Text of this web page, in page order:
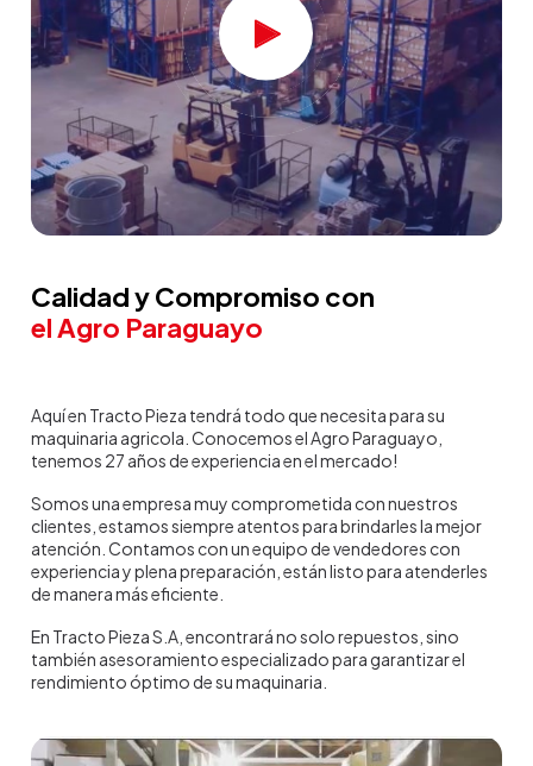
Calidad y Compromiso con
el Agro Paraguayo
Aquí en Tracto Pieza tendrá todo que necesita para su
maquinaria agricola. Conocemos el Agro Paraguayo,
tenemos 27 años de experiencia en el mercado!
Somos una empresa muy comprometida con nuestros
clientes, estamos siempre atentos para brindarles la mejor
atención. Contamos con un equipo de vendedores con
experiencia y plena preparación, están listo para atenderles
de manera más eficiente.
En Tracto Pieza S.A, encontrará no solo repuestos, sino
también asesoramiento especializado para garantizar el
rendimiento óptimo de su maquinaria.